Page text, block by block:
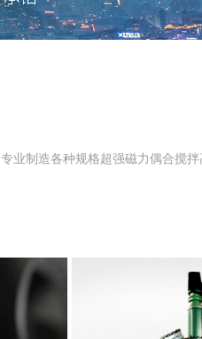
专业制造各种规格超强磁力偶合搅